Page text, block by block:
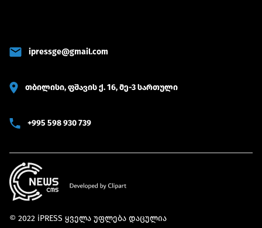
ipressge@gmail.com
თბილისი, ფშავის ქ. 16, მე-3 სართული
+995 598 930 739
© 2022 iPRESS ყველა უფლება დაცულია